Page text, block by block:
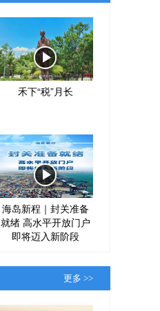
禾下“税”月长
海岛新程｜封关准备
就绪 高水平开放门户
即将迈入新阶段
更多 >>